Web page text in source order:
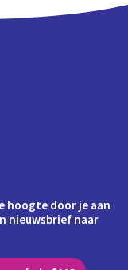
hoogte door je aan
nieuwsbrief naar